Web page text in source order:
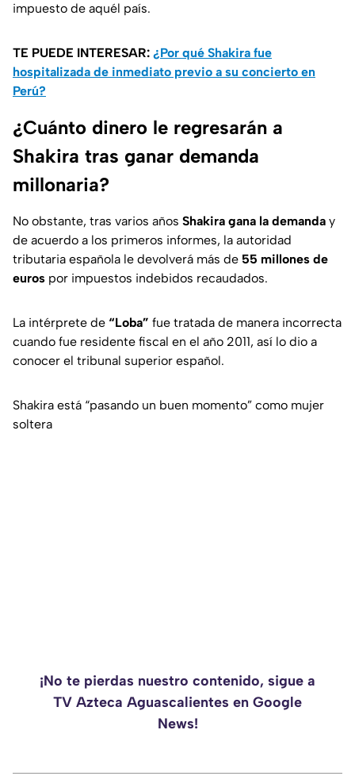
impuesto de aquél país.
TE PUEDE INTERESAR: ¿Por qué Shakira fue
hospitalizada de inmediato previo a su concierto en
Perú?
¿Cuánto dinero le regresarán a
Shakira tras ganar demanda
millonaria?
No obstante, tras varios años Shakira gana la demanda y
de acuerdo a los primeros informes, la autoridad
tributaria española le devolverá más de 55 millones de
euros por impuestos indebidos recaudados.
La intérprete de “Loba” fue tratada de manera incorrecta
cuando fue residente fiscal en el año 2011, así lo dio a
conocer el tribunal superior español.
Shakira está “pasando un buen momento” como mujer
soltera
¡No te pierdas nuestro contenido, sigue a
TV Azteca Aguascalientes en Google
News!